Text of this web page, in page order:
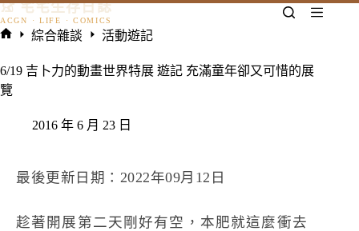
跳
至
要
內
𓃠 宅宅生存日誌
頁
綜合雜談 活動遊記
6/19 吉卜力的動畫世界特展 遊記 充滿童年卻又可惜的展
覽
2016 年 6 月 23 日
最後更新日期：2022年09月12日
趁著開展第二天剛好有空，本肥就這麼衝去